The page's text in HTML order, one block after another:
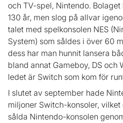
och TV-spel, Nintendo.
130 år, men slog på allvar
talet med spelkonsolen NES
System) som såldes i över 60
dess har man hunnit lansera
bland annat Gameboy, DS och
ledet är Switch som kom för
I slutet av september hade
miljoner Switch-konsoler,
sålda Nintendo-konsolen